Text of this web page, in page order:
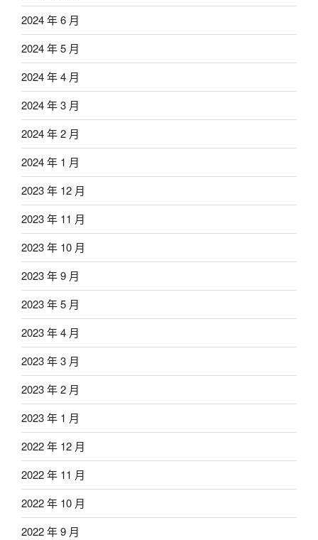
2024 年 6 月
2024 年 5 月
2024 年 4 月
2024 年 3 月
2024 年 2 月
2024 年 1 月
2023 年 12 月
2023 年 11 月
2023 年 10 月
2023 年 9 月
2023 年 5 月
2023 年 4 月
2023 年 3 月
2023 年 2 月
2023 年 1 月
2022 年 12 月
2022 年 11 月
2022 年 10 月
2022 年 9 月